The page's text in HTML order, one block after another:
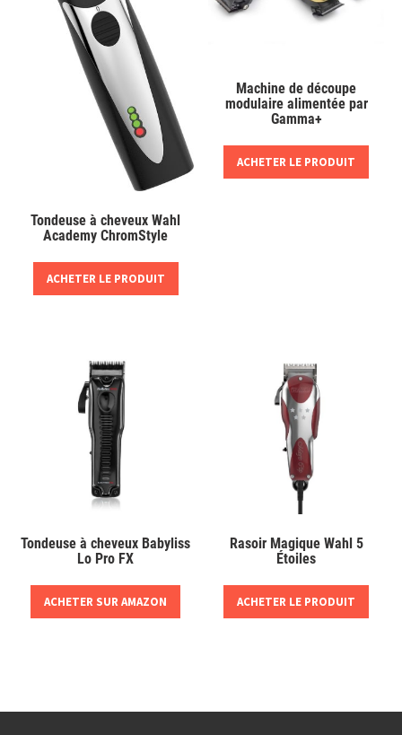
Tondeuse à cheveux Wahl
Academy ChromStyle
ACHETER LE PRODUIT
Machine de découpe
modulaire alimentée par
Gamma+
ACHETER LE PRODUIT
Tondeuse à cheveux Babyliss
Lo Pro FX
ACHETER SUR AMAZON
Rasoir Magique Wahl 5
Étoiles
ACHETER LE PRODUIT